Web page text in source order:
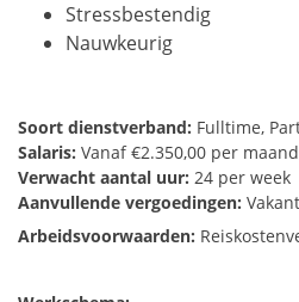
Stressbestendig
Nauwkeurig
Soort dienstverband: Fulltime,
Salaris: Vanaf €2.350,00 per maand
Verwacht aantal uur: 24 per week
Aanvullende vergoedingen:
Arbeidsvoorwaarden: